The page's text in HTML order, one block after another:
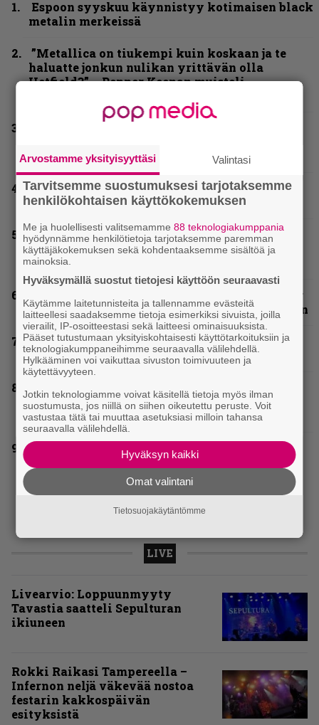
Espoon syyskuu käynnistyy kotimaisen black
metalin merkeissä
”Metallica on tiukempi kuin koskaan ja te
haluatte jonkun nulikan yrittävän olla
Hetfield?” – Pepper Keenan muisteli
jonka riffit ovat tehneet vaikutuksen
”Mitalini näyttää ihan plektralta” – huippu-
uimari jamittelee Megadethiä palkinnollaan
Näin lähtee Ghostin Tobias Forgelta Accept –
menossa mukana myös Anthrax- ja Korn-
miehistöä
Kunnianosoitus hyiselle Pohjolalle – Shining
hyppäsi keskelle kinoksia uudella videollaan
Blind Channel palaa rytinällä – tuplasingle
videoineen julki
Helloween- ja Gamma Ray -mies Kai Hansen
julkaisi uuden maistiaisen tulevalta
soololevyltä
Thrash ’n’ roll -yhtye Madred ryydittää
levyjulkaisua keikkareissulla kuvatulla
videolla – ”Oltiin pakussa kusihädässä
helvetin väsyneenä…”
LIVE
Livearvio: Loppuunmyyty
Tavastia saatteli Sepulturan
ikiuneen
Rokki Raikasi Tampereella –
Infernon neljä väkevää nostoa
festarin kakkospäivän
esityksistä
Arvostamme yksityisyyttäsi Valintasi
Tarvitsemme suostumuksesi tarjotaksemme
henkilökohtaisen käyttökokemuksen
Me ja huolellisesti valitsemamme88 teknologiakumppania
hyödynnämme henkilötietoja tarjotaksemme paremman
käyttäjäkokemuksen sekä kohdentaaksemme sisältöä ja
mainoksia.
Hyväksymällä suostut tietojesi käyttöön seuraavasti
Käytämme laitetunnisteita ja tallennamme evästeitä
laitteellesi saadaksemme tietoja esimerkiksi sivuista, joilla
vierailit, IP-osoitteestasi sekä laitteesi ominaisuuksista.
Pääset tutustumaan yksityiskohtaisesti käyttötarkoituksiin ja
teknologiakumppaneihimme seuraavalla välilehdellä.
Hylkääminen voi vaikuttaa sivuston toimivuuteen ja
käytettävyyteen.
Jotkin teknologiamme voivat käsitellä tietoja myös ilman
suostumusta, jos niillä on siihen oikeutettu peruste. Voit
vastustaa tätä tai muuttaa asetuksiasi milloin tahansa
seuraavalla välilehdellä.
Hyväksyn kaikki
Omat valintani
Tietosuojakäytäntömme